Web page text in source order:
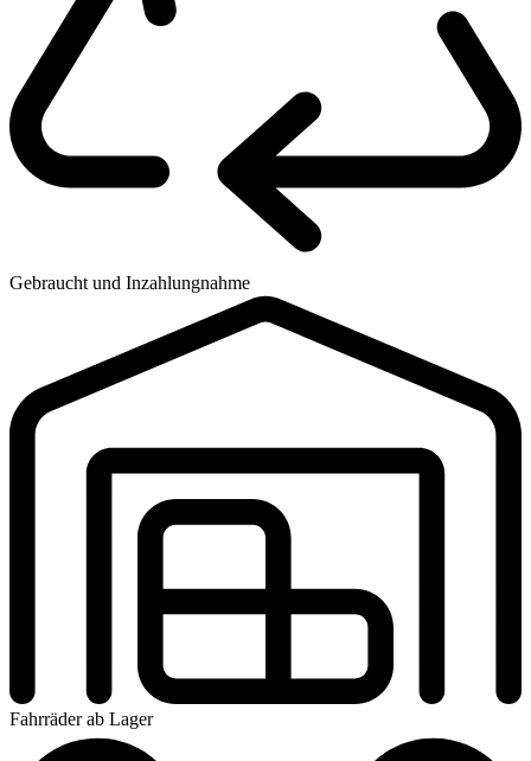
Gebraucht und Inzahlungnahme
Fahrräder ab Lager